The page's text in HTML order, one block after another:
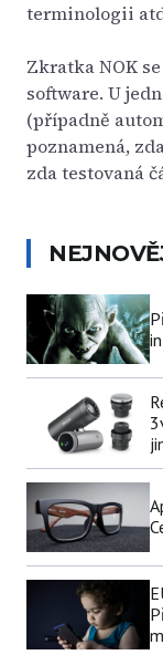
terminologii
Zkratka NOK
software. U
(případně
poznamená,
zda testovaná